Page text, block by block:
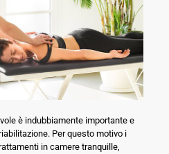
è indubbiamente importante e
Per questo motivo i
in camere tranquille,